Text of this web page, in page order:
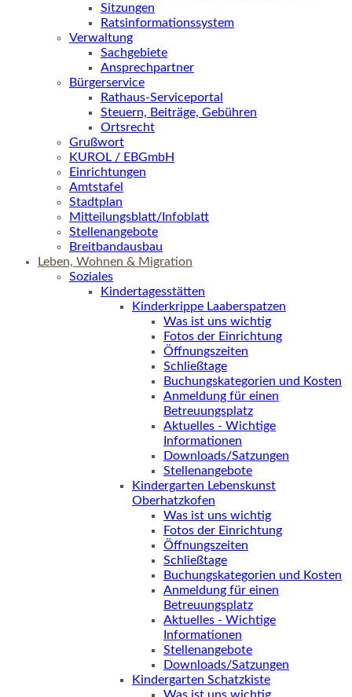
Sitzungen
Ratsinformationssystem
Verwaltung
Sachgebiete
Ansprechpartner
Bürgerservice
Rathaus-Serviceportal
Steuern, Beiträge, Gebühren
Ortsrecht
Grußwort
KUROL / EBGmbH
Einrichtungen
Amtstafel
Stadtplan
Mitteilungsblatt/Infoblatt
Stellenangebote
Breitbandausbau
Leben, Wohnen & Migration
Soziales
Kindertagesstätten
Kinderkrippe Laaberspatzen
Was ist uns wichtig
Fotos der Einrichtung
Öffnungszeiten
Schließtage
Buchungskategorien und Kosten
Anmeldung für einen
Betreuungsplatz
Aktuelles - Wichtige
Informationen
Downloads/Satzungen
Stellenangebote
Kindergarten Lebenskunst
Oberhatzkofen
Was ist uns wichtig
Fotos der Einrichtung
Öffnungszeiten
Schließtage
Buchungskategorien und Kosten
Anmeldung für einen
Betreuungsplatz
Aktuelles - Wichtige
Informationen
Stellenangebote
Downloads/Satzungen
Kindergarten Schatzkiste